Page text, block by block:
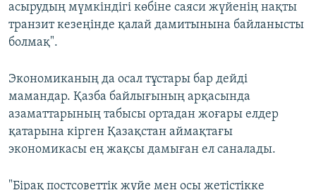
асырудың мүмкіндігі көбіне саяси жүйенің нақты
транзит кезеңінде қалай дамитынына байланысты
болмақ".
Экономиканың да осал тұстары бар дейді
мамандар. Қазба байлығының арқасында
азаматтарының табысы ортадан жоғары елдер
қатарына кірген Қазақстан аймақтағы
экономикасы ең жақсы дамыған ел саналады.
"Бірақ постсоветтік жүйе мен осы жетістікке